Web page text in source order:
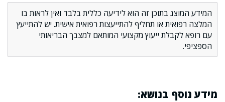
המידע המוצג בתוכן זה הוא לידיעה כללית בלבד ואין לראות בו
המלצה רפואית או תחליף להתייעצות רפואית אישית. יש להתייעץ
עם רופא לקבלת ייעוץ מקצועי המותאם למצבך הבריאותי
הספציפי.
מידע נוסף בנושא: